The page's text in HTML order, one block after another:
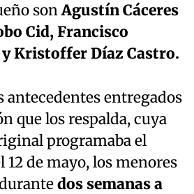
sonAgustín Cáceres
Cid, Francisco
Kristoffer Díaz Castro.
antecedentes entregados
que los respalda, cuya
programaba el
de mayo, los menores
dos semanas a